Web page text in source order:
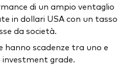
di un ampio ventaglio
in dollari USA con un tasso
da società.
hanno scadenze tra uno e
investment grade.